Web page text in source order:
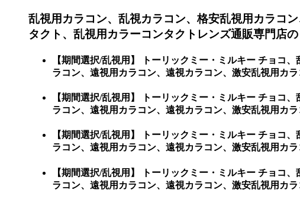
乱視用カラコン、乱視カラコン、格安乱視用カラコ
タクト、乱視用カラーコンタクトレンズ通販専門店
【期間選択/乱視用】 トーリックミー・ミルキー チョコ
ラコン、遠視用カラコン、遠視カラコン、激安乱視用カ
【期間選択/乱視用】 トーリックミー・ミルキー チョコ
ラコン、遠視用カラコン、遠視カラコン、激安乱視用カ
【期間選択/乱視用】 トーリックミー・ミルキー チョコ
ラコン、遠視用カラコン、遠視カラコン、激安乱視用カ
【期間選択/乱視用】 トーリックミー・ミルキー チョコ
ラコン、遠視用カラコン、遠視カラコン、激安乱視用カ